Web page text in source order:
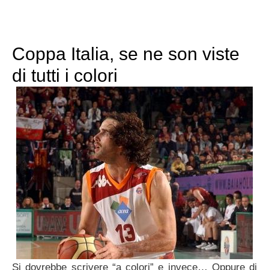
Coppa Italia, se ne son viste
di tutti i colori
Si dovrebbe scrivere “a colori” e invece… Oppure di